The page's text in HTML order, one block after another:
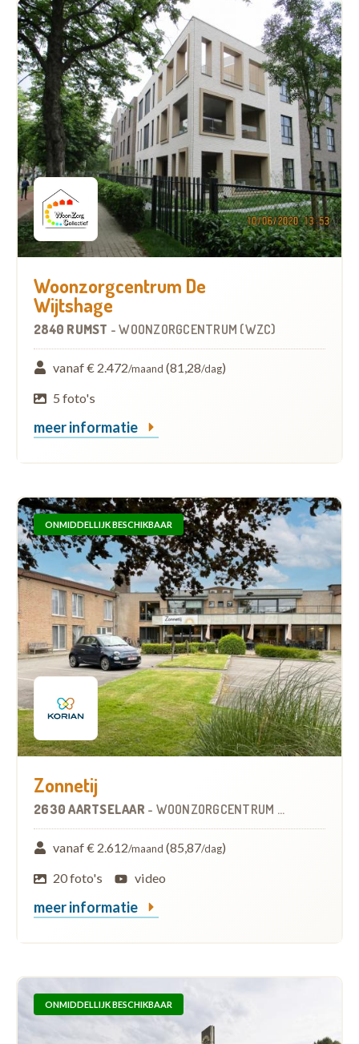
Woonzorgcentrum De
Wijtshage
2840 RUMST -WOONZORGCENTRUM (WZC)
vanaf € 2.472/maand (81,28/dag)
5 foto's
meer informatie
ONMIDDELLIJK BESCHIKBAAR
Zonnetij
2630 AARTSELAAR - WOONZORGCENTRUM (WZC)
vanaf € 2.612/maand (85,87/dag)
20 foto's
video
meer informatie
ONMIDDELLIJK BESCHIKBAAR